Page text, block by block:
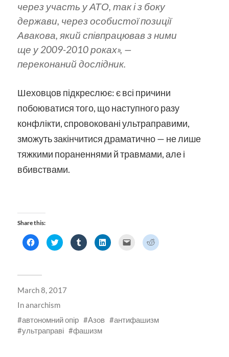
через участь у АТО, так і з боку
держави, через особистої позиції
Авакова, який співпрацював з ними
ще у 2009-2010 роках», —
переконаний дослідник.
Шеховцов підкреслює: є всі причини
побоюватися того, що наступного разу
конфлікти, спровоковані ультраправими,
зможуть закінчитися драматично — не лише
тяжкими пораненнями й травмами, але і
вбивствами.
Share this:
Click
to
share
in
window)
Click
to
share
window)
Click
to
share
Click
to
Click Click
to
March 8, 2017
Inanarchism
автономний опір
Азов
антифашизм
ультраправі
фашизм